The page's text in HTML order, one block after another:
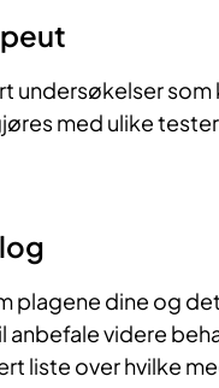
undersøkelser
med ulike
plagene dine og
videre
liste over hvilke